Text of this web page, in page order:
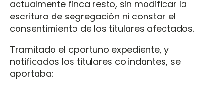
actualmente finca resto, sin modificar la
escritura de segregación ni constar el
consentimiento de los titulares afectados.
Tramitado el oportuno expediente, y
notificados los titulares colindantes, se
aportaba: